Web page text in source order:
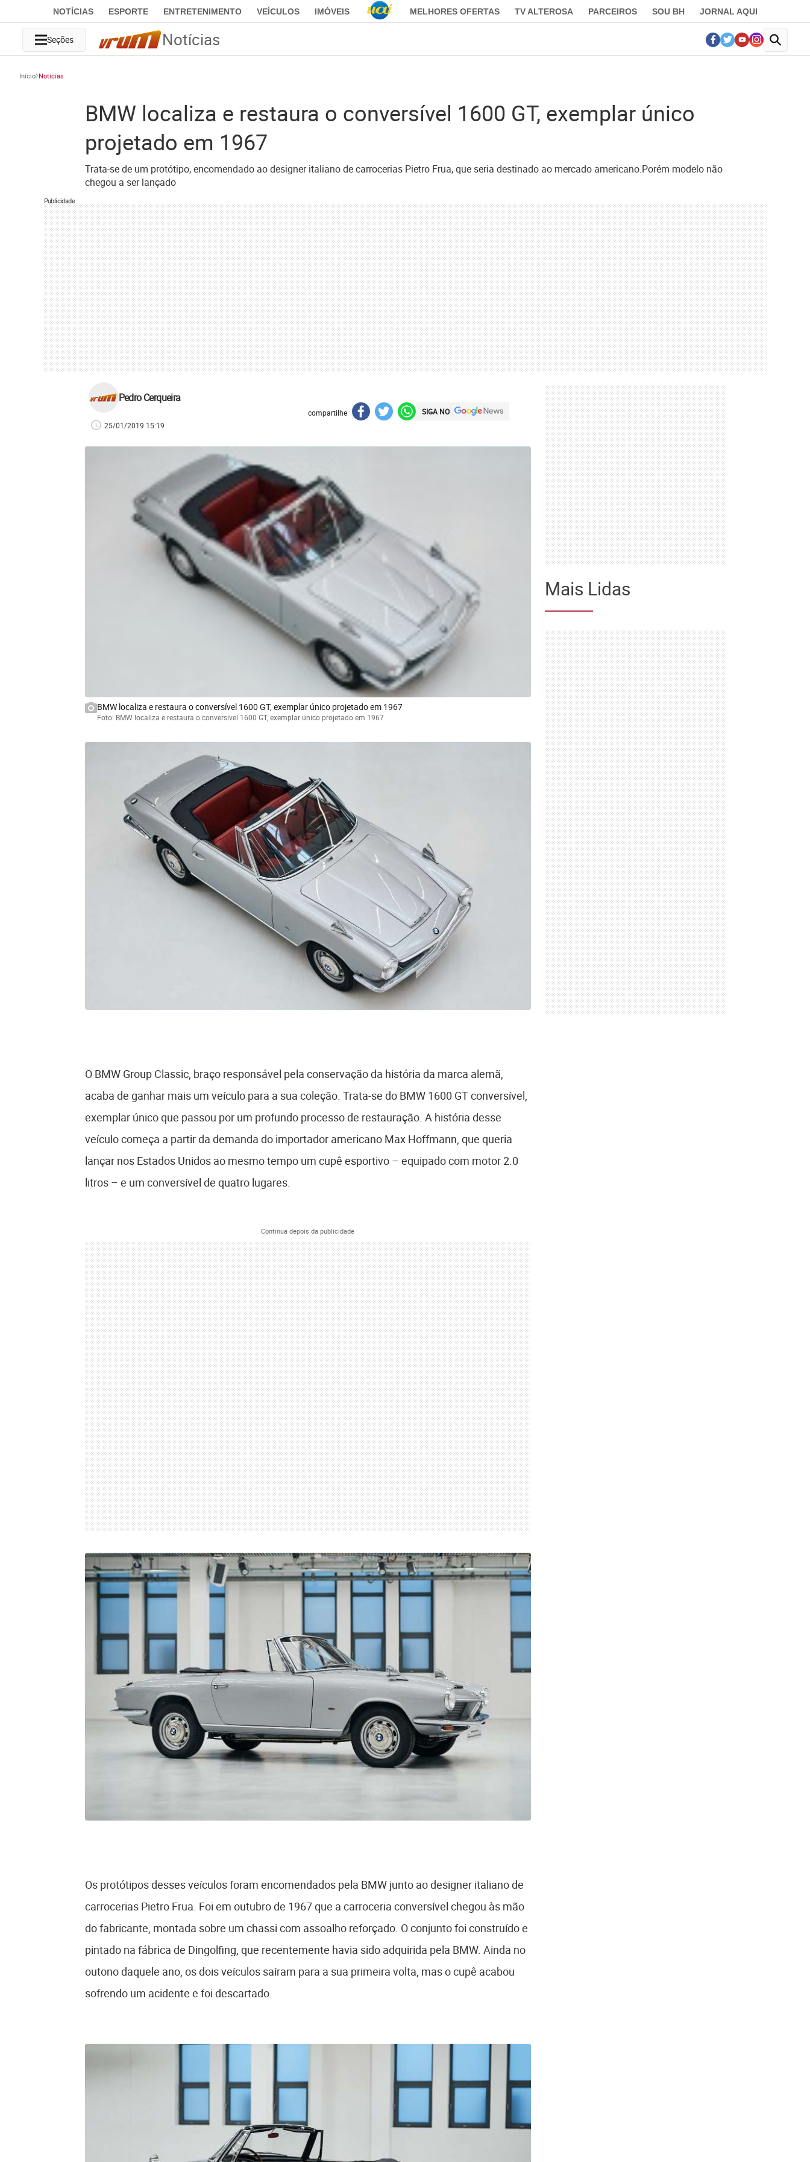
NOTÍCIAS ESPORTE ENTRETENIMENTO VEÍCULOS IMÓVEIS MELHORES OFERTAS TV ALTEROSA PARCEIROS SOU BH JORNAL AQUI
Seções Notícias
Início Notícias
BMW localiza e restaura o conversível 1600 GT, exemplar único
projetado em 1967
Trata-se de um protótipo, encomendado ao designer italiano de carrocerias Pietro Frua, que seria destinado ao mercado americano.Porém modelo não
chegou a ser lançado
Publicidade
Pedro Cerqueira
25/01/2019 15:19
compartilhe SIGA NO
BMW localiza e restaura o conversível 1600 GT, exemplar único projetado em 1967
Foto: BMW localiza e restaura o conversível 1600 GT, exemplar único projetado em 1967
O BMW Group Classic, braço responsável pela conservação da história da marca alemã,
acaba de ganhar mais um veículo para a sua coleção. Trata-se do BMW 1600 GT conversível,
exemplar único que passou por um profundo processo de restauração. A história desse
veículo começa a partir da demanda do importador americano Max Hoffmann, que queria
lançar nos Estados Unidos ao mesmo tempo um cupê esportivo – equipado com motor 2.0
litros – e um conversível de quatro lugares.
Continua depois da publicidade
Os protótipos desses veículos foram encomendados pela BMW junto ao designer italiano de
carrocerias Pietro Frua. Foi em outubro de 1967 que a carroceria conversível chegou às mão
do fabricante, montada sobre um chassi com assoalho reforçado. O conjunto foi construído e
pintado na fábrica de Dingolfing, que recentemente havia sido adquirida pela BMW. Ainda no
outono daquele ano, os dois veículos saíram para a sua primeira volta, mas o cupê acabou
sofrendo um acidente e foi descartado.
Mais Lidas